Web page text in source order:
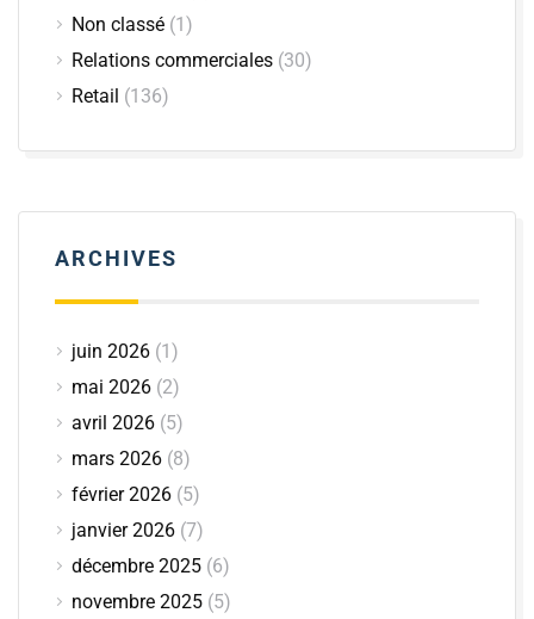
Non classé (1)
Relations commerciales (30)
Retail (136)
ARCHIVES
juin 2026 (1)
mai 2026 (2)
avril 2026 (5)
mars 2026 (8)
février 2026 (5)
janvier 2026 (7)
décembre 2025 (6)
novembre 2025 (5)